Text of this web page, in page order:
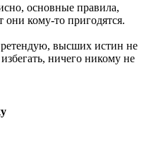
основные правила,
они кому-то пригодятся.
высших истин не
ничего никому не